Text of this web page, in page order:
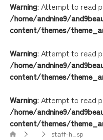
Warning: Attempt to read
/home/andnine9/
content/themes/
Warning: Attempt to read
/home/andnine9/
content/themes/
Warning: Attempt to read
/home/andnine9/
content/themes/
staff-h_sp